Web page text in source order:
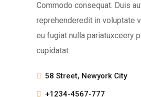
Commodo consequat. Duis
reprehenderedit in voluptate
eu fugiat nulla pariatuxceery
cupidatat.
58 Street, Newyork City
+1234-4567-777